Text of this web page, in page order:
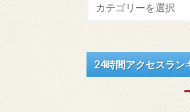
24時間アクセスラン